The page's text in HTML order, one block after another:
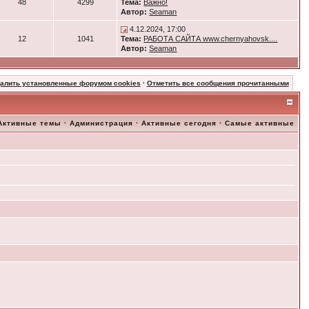
48 4299 Тема: Важно!
Автор: Seaman
12 1041
4.12.2024, 17:00
Тема: РАБОТА САЙТА www.chernyahovsk....
Автор: Seaman
установленные форумом cookies · Отметить все сообщения прочитанными
темы ·Администрация ·Активные сегодня ·Самые активные